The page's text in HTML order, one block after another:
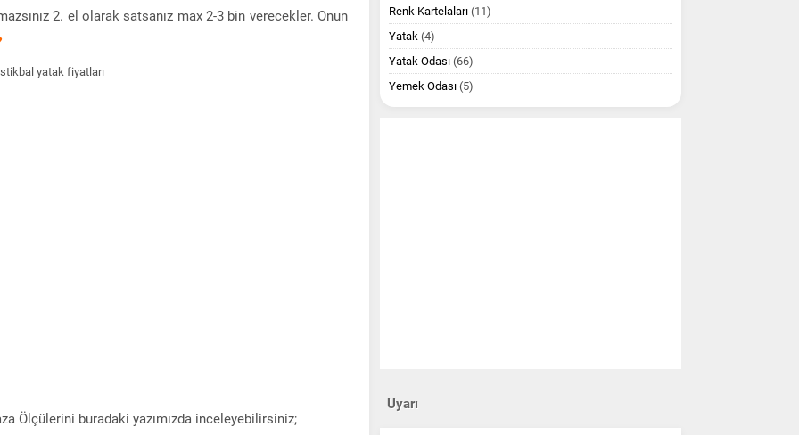
2. el olarak satsanız max 2-3 bin verecekler. Onun
Ölçülerini buradaki yazımızda inceleyebilirsiniz;
Renk Kartelaları (11)
Yatak (4)
Yatak Odası (66)
Yemek Odası (5)
Uyarı